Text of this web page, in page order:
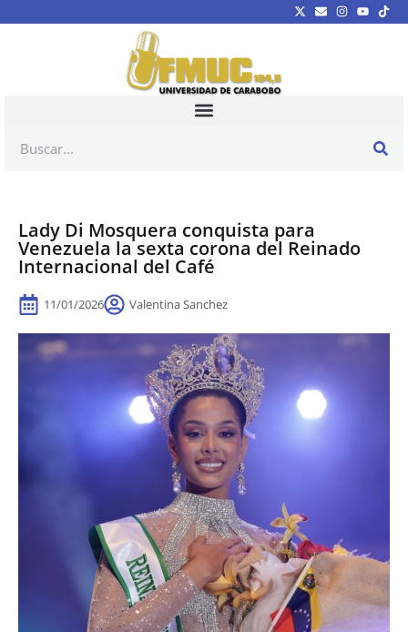
Lady Di Mosquera conquista para
Venezuela la sexta corona del Reinado
Internacional del Café
11/01/2026 Valentina Sanchez